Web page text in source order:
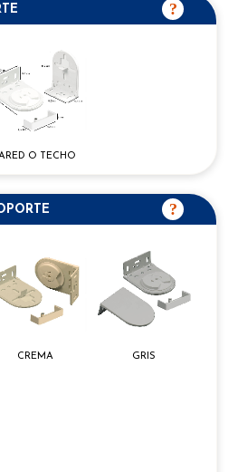
O TECHO
CREMA GRIS